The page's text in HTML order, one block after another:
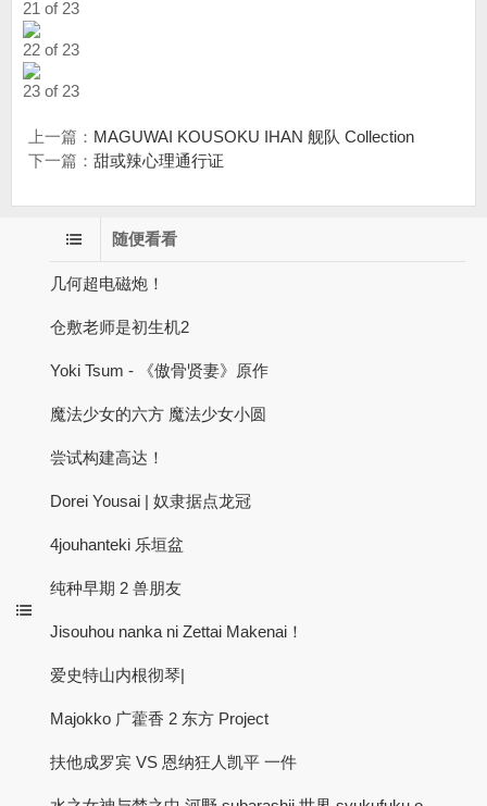
21 of 23
22 of 23
23 of 23
上一篇： MAGUWAI KOUSOKU IHAN 舰队 Collection
下一篇： 甜或辣心理通行证
随便看看
几何超电磁炮！
仓敷老师是初生机2
Yoki Tsum - 《傲骨贤妻》原作
魔法少女的六方 魔法少女小圆
尝试构建高达！
Dorei Yousai | 奴隶据点龙冠
4jouhanteki 乐垣盆
纯种早期 2 兽朋友
Jisouhou nanka ni Zettai Makenai！
爱史特山内根彻琴|
Majokko 广藿香 2 东方 Project
扶他成罗宾 VS 恩纳狂人凯平 一件